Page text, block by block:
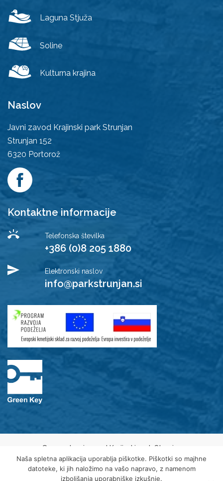
Laguna Stjuža
Soline
Kulturna krajina
Naslov
Javni zavod Krajinski park Strunjan
Strunjan 152
6320 Portorož
Kontaktne informacije
Telefonska številka
+386 (0)8 205 1880
Elektronski naslov
info@parkstrunjan.si
© 2021 Javni zavod Krajinski park Strunjan
Varovanje osebnih podatkov
Piškotki
Izjava o dostopnosti
Naša spletna aplikacija uporablja piškotke. Piškotki so majhne
datoteke, ki jih naložimo na vašo napravo, z namenom
izboljšanja uporabniške izkušnje.